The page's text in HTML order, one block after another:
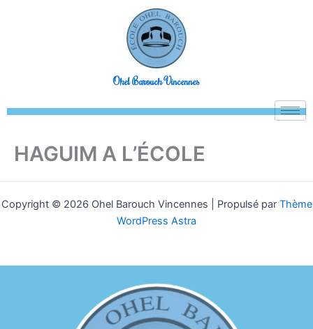
Ohel Barouch Vincennes
HAGUIM A L’ÉCOLE
Copyright © 2026 Ohel Barouch Vincennes | Propulsé par Thème
WordPress Astra